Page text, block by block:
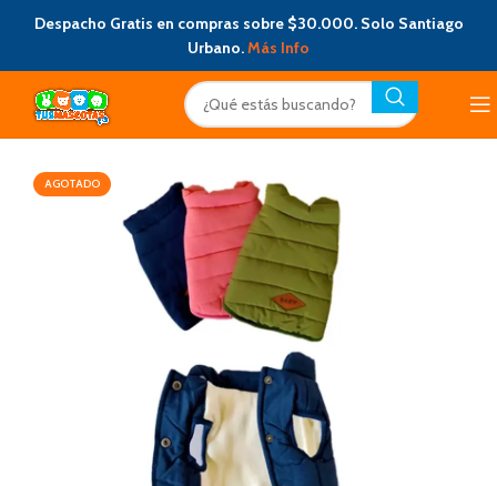
Despacho Gratis en compras sobre $30.000. Solo Santiago
Urbano.Más Info
AGOTADO